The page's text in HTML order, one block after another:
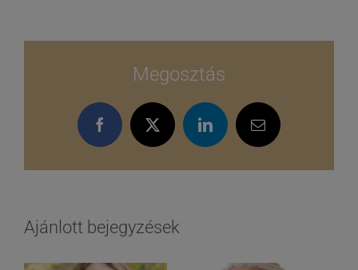
Megosztás
FacebookX LinkedInEmail:
Ajánlott bejegyzések